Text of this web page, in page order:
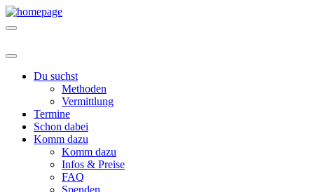
Du suchst
Methoden
Vermittlung
Termine
Schon dabei
Komm dazu
Komm dazu
Infos & Preise
FAQ